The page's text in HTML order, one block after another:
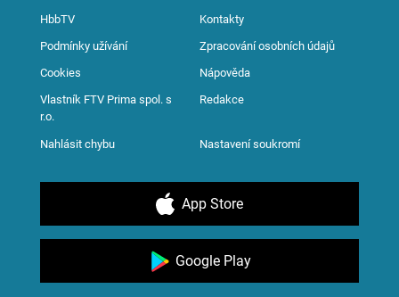
HbbTV Kontakty
Podmínky užívání Zpracování osobních údajů
Cookies Nápověda
Vlastník FTV Prima spol. s
r.o.
Redakce
Nahlásit chybu Nastavení soukromí
App Store
Google Play